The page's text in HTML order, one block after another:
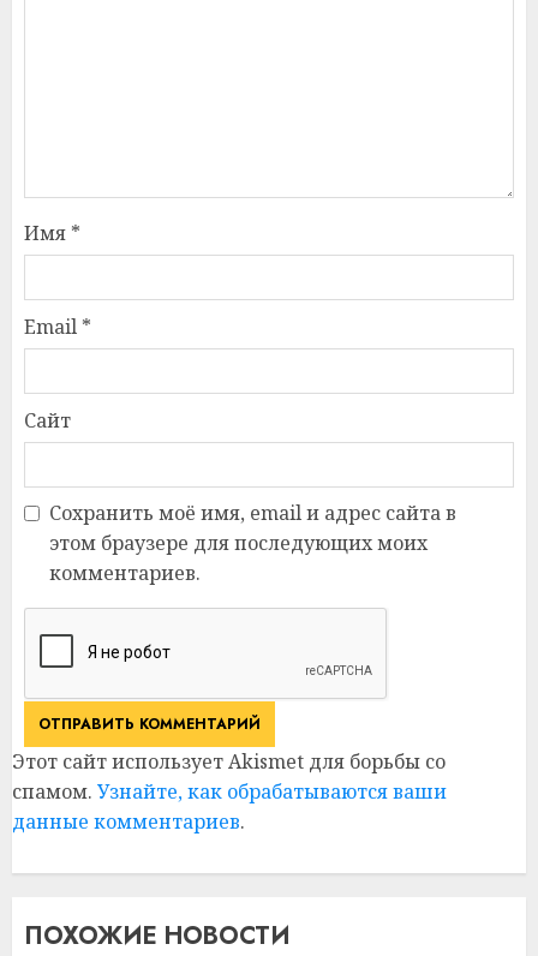
Имя *
Email *
Сайт
Сохранить моё имя, email и адрес сайта в
этом браузере для последующих моих
комментариев.
Этот сайт использует Akismet для борьбы со
спамом. Узнайте, как обрабатываются ваши
данные комментариев.
ПОХОЖИЕ НОВОСТИ